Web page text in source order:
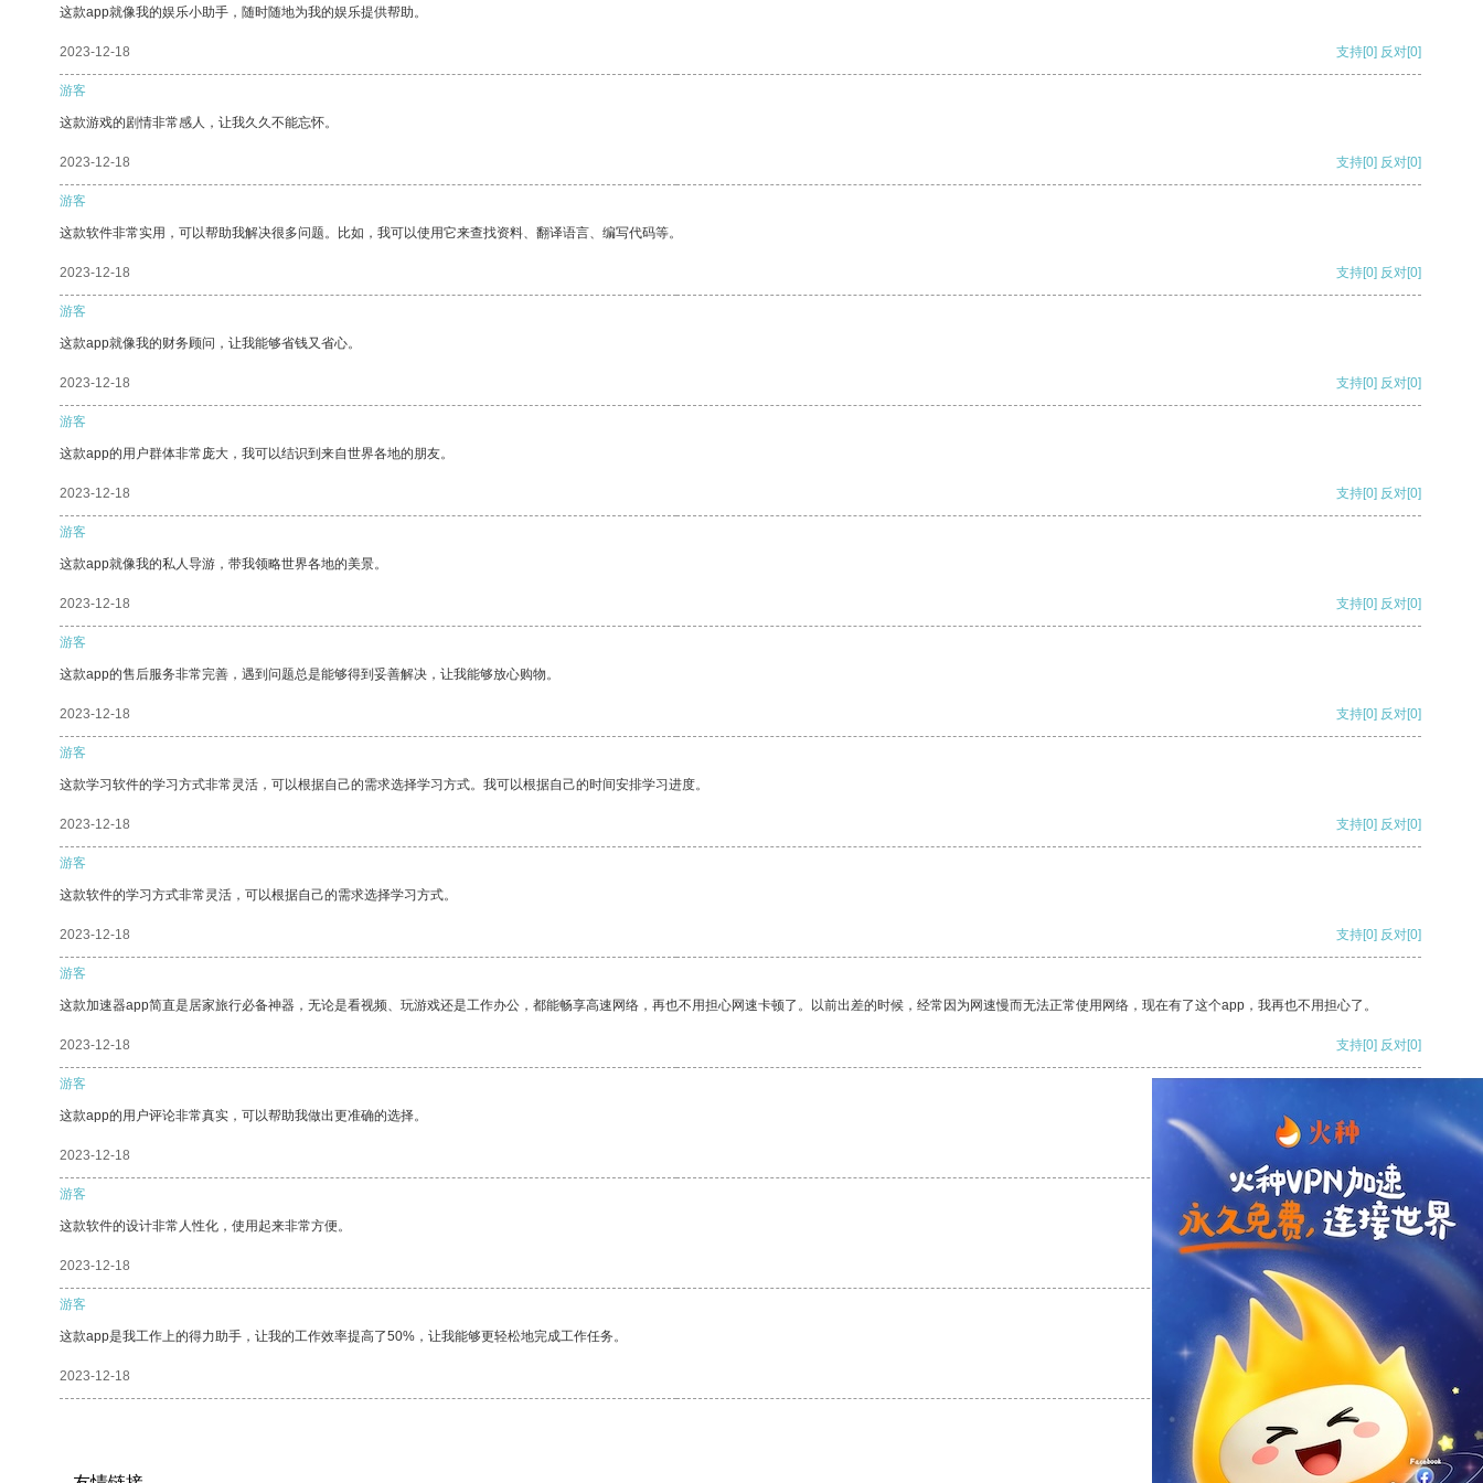
这款app就像我的娱乐小助手，随时随地为我的娱乐提供帮助。
2023-12-18 支持[0] 反对[0]
游客
这款游戏的剧情非常感人，让我久久不能忘怀。
2023-12-18 支持[0] 反对[0]
游客
这款软件非常实用，可以帮助我解决很多问题。比如，我可以使用它来查找资料、翻译语言、编写代码等。
2023-12-18 支持[0] 反对[0]
游客
这款app就像我的财务顾问，让我能够省钱又省心。
2023-12-18 支持[0] 反对[0]
游客
这款app的用户群体非常庞大，我可以结识到来自世界各地的朋友。
2023-12-18 支持[0] 反对[0]
游客
这款app就像我的私人导游，带我领略世界各地的美景。
2023-12-18 支持[0] 反对[0]
游客
这款app的售后服务非常完善，遇到问题总是能够得到妥善解决，让我能够放心购物。
2023-12-18 支持[0] 反对[0]
游客
这款学习软件的学习方式非常灵活，可以根据自己的需求选择学习方式。我可以根据自己的时间安排学习进度。
2023-12-18 支持[0] 反对[0]
游客
这款软件的学习方式非常灵活，可以根据自己的需求选择学习方式。
2023-12-18 支持[0] 反对[0]
游客
这款加速器app简直是居家旅行必备神器，无论是看视频、玩游戏还是工作办公，都能畅享高速网络，再也不用担心网速卡顿了。以前出差的时候，经常因为网速慢而无法正常使用网络，现在有了这个app，我再也不用担心了。
2023-12-18 支持[0] 反对[0]
游客
这款app的用户评论非常真实，可以帮助我做出更准确的选择。
2023-12-18
游客
这款软件的设计非常人性化，使用起来非常方便。
2023-12-18 反对
游客
这款app是我工作上的得力助手，让我的工作效率提高了50%，让我能够更轻松地完成工作任务。
2023-12-18 反对[0]